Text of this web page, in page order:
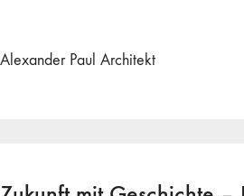
Alexander Paul Architekt